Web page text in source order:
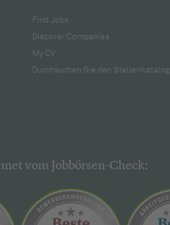
Find Jobs
Discover Companies
My CV
Durchsuchen Sie den Stellenkatalog
vom Jobbörsen-Check: